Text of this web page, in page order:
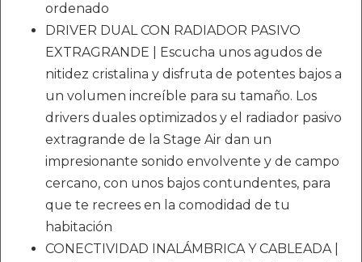
ordenado
DRIVER DUAL CON RADIADOR PASIVO
EXTRAGRANDE | Escucha unos agudos de
nitidez cristalina y disfruta de potentes bajos a
un volumen increíble para su tamaño. Los
drivers duales optimizados y el radiador pasivo
extragrande de la Stage Air dan un
impresionante sonido envolvente y de campo
cercano, con unos bajos contundentes, para
que te recrees en la comodidad de tu
habitación
CONECTIVIDAD INALÁMBRICA Y CABLEADA |